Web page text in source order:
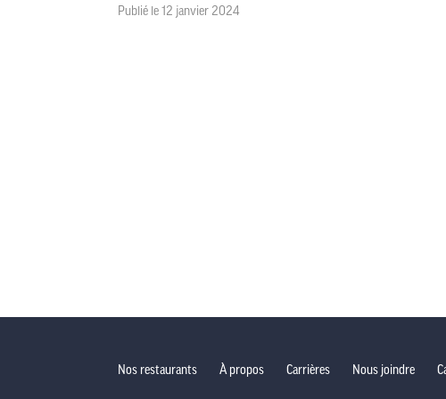
Publié le 12 janvier 2024
Nos restaurants À propos Carrières Nous joindre